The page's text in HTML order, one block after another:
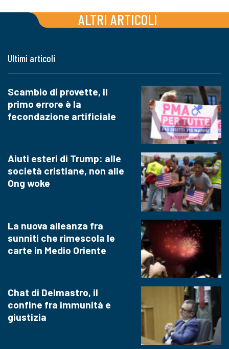
ALTRI ARTICOLI
Ultimi articoli
Scambio di provette, il
primo errore è la
fecondazione artificiale
Aiuti esteri di Trump: alle
società cristiane, non alle
Ong woke
La nuova alleanza fra
sunniti che rimescola le
carte in Medio Oriente
Chat di Delmastro, il
confine fra immunità e
giustizia